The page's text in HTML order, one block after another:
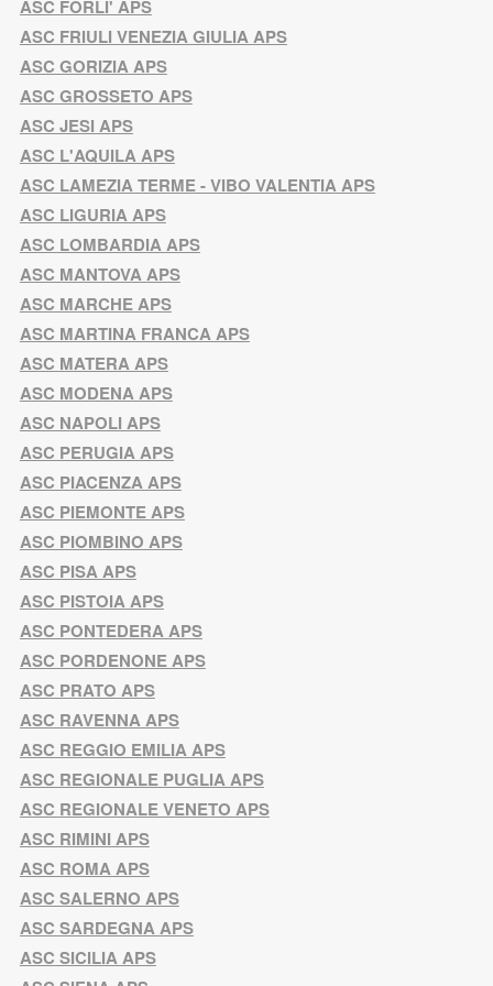
ASC FORLI' APS
ASC FRIULI VENEZIA GIULIA APS
ASC GORIZIA APS
ASC GROSSETO APS
ASC JESI APS
ASC L'AQUILA APS
ASC LAMEZIA TERME - VIBO VALENTIA APS
ASC LIGURIA APS
ASC LOMBARDIA APS
ASC MANTOVA APS
ASC MARCHE APS
ASC MARTINA FRANCA APS
ASC MATERA APS
ASC MODENA APS
ASC NAPOLI APS
ASC PERUGIA APS
ASC PIACENZA APS
ASC PIEMONTE APS
ASC PIOMBINO APS
ASC PISA APS
ASC PISTOIA APS
ASC PONTEDERA APS
ASC PORDENONE APS
ASC PRATO APS
ASC RAVENNA APS
ASC REGGIO EMILIA APS
ASC REGIONALE PUGLIA APS
ASC REGIONALE VENETO APS
ASC RIMINI APS
ASC ROMA APS
ASC SALERNO APS
ASC SARDEGNA APS
ASC SICILIA APS